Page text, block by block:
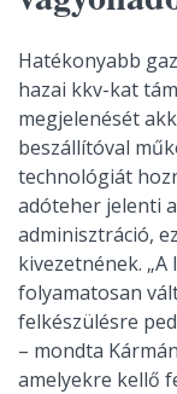
Hatékonyabb
hazai kkv-kat
megjelenését
beszállítóval
technológiát
adóteher jelenti
adminisztráció,
kivezetnének.
folyamatosan
felkészülésre
– mondta
amelyekre kellő